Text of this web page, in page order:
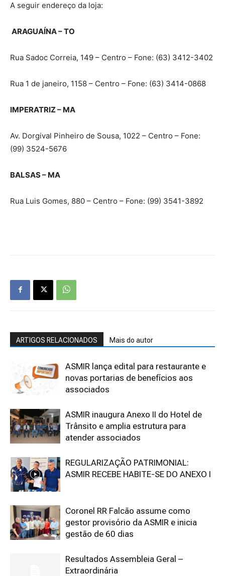
A seguir endereço da loja:
ARAGUAÍNA – TO
Rua Sadoc Correia, 149 – Centro – Fone: (63) 3412-3402
Rua 1 de janeiro, 1158 – Centro – Fone: (63) 3414-0868
IMPERATRIZ – MA
Av. Dorgival Pinheiro de Sousa, 1022 – Centro – Fone:
(99) 3524-5676
BALSAS – MA
Rua Luis Gomes, 880 – Centro – Fone: (99) 3541-3892
ARTIGOS RELACIONADOS Mais do autor
ASMIR lança edital para restaurante e
novas portarias de benefícios aos
associados
ASMIR inaugura Anexo II do Hotel de
Trânsito e amplia estrutura para
atender associados
REGULARIZAÇÃO PATRIMONIAL:
ASMIR RECEBE HABITE-SE DO ANEXO I
Coronel RR Falcão assume como
gestor provisório da ASMIR e inicia
gestão de 60 dias
Resultados Assembleia Geral –
Extraordinária